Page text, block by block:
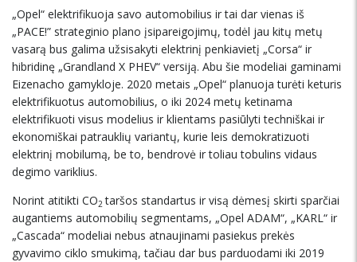
„Opel“ elektrifikuoja savo automobilius ir tai dar vienas iš
„PACE!” strateginio plano įsipareigojimų, todėl jau kitų metų
vasarą bus galima užsisakyti elektrinį penkiavietį „Corsa“ ir
hibridinę „Grandland X PHEV“ versiją. Abu šie modeliai gaminami
Eizenacho gamykloje. 2020 metais „Opel“ planuoja turėti keturis
elektrifikuotus automobilius, o iki 2024 metų ketinama
elektrifikuoti visus modelius ir klientams pasiūlyti techniškai ir
ekonomiškai patrauklių variantų, kurie leis demokratizuoti
elektrinį mobilumą, be to, bendrovė ir toliau tobulins vidaus
degimo variklius.
Norint atitikti CO2 taršos standartus ir visą dėmesį skirti sparčiai
augantiems automobilių segmentams, „Opel ADAM“, „KARL“ ir
„Cascada“ modeliai nebus atnaujinami pasiekus prekės
gyvavimo ciklo smukimą, tačiau dar bus parduodami iki 2019